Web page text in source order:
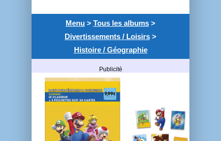
Menu > Tous les albums >
Divertissements / Loisirs >
Histoire / Géographie
Publicité